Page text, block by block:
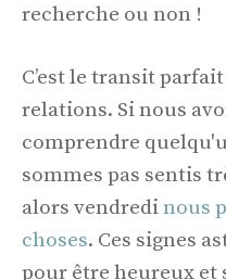
recherche ou non !
C’est le transit
relations. Si nous
comprendre
sommes pas sentis
alors vendredinous
choses. Ces signes
pour être heureux et